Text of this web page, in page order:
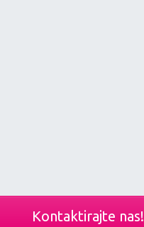
Kontaktirajte nas!